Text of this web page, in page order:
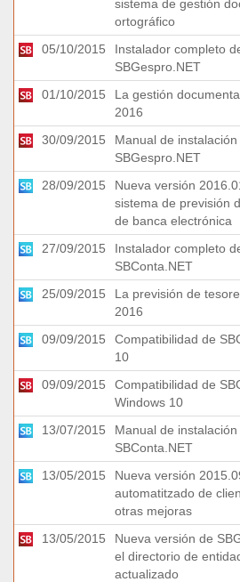
sistema de gestión
ortográfico
05/10/2015
Instalador completo
SBGespro.NET
01/10/2015
La gestión
2016
30/09/2015
Manual de
SBGespro.NET
28/09/2015
Nueva versión
sistema de previsión
de banca electrónica
27/09/2015
Instalador completo
SBConta.NET
25/09/2015
La previsión de
2016
09/09/2015
Compatibilidad de
10
09/09/2015
Compatibilidad de
Windows 10
13/07/2015
Manual de
SBConta.NET
13/05/2015
Nueva versión
automatitzado de
otras mejoras
13/05/2015
Nueva versión de
el directorio de
actualizado